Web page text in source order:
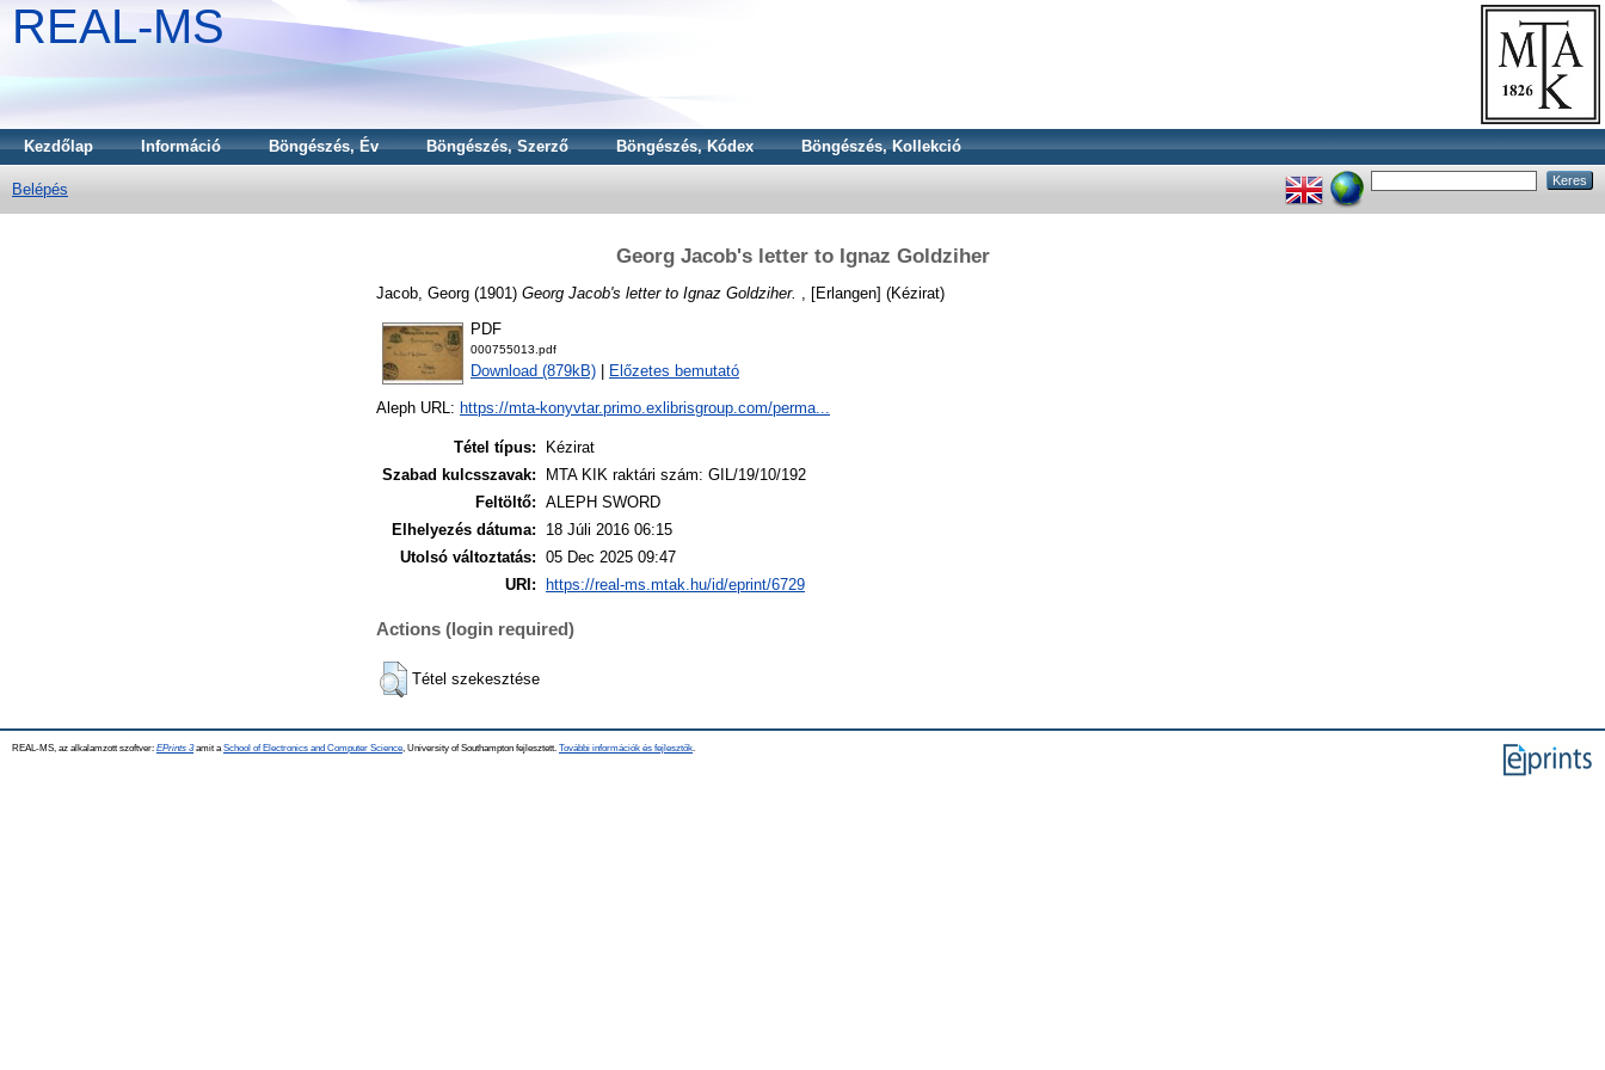
REAL-MS
Kezdőlap Információ Böngészés, Év Böngészés, Szerző Böngészés, Kódex Böngészés, Kollekció
Belépés
Georg Jacob's letter to Ignaz Goldziher
Jacob, Georg (1901) Georg Jacob's letter to Ignaz Goldziher. , [Erlangen] (Kézirat)
PDF
000755013.pdf
Download (879kB) Előzetes bemutató
Aleph URL: https://mta-konyvtar.primo.exlibrisgroup.com/perma...
Tétel típus:
Kézirat
Szabad kulcsszavak:
MTA KIK raktári szám: GIL/19/10/192
Feltöltő: ALEPH SWORD
Elhelyezés dátuma:
18 Júli 2016 06:15
Utolsó változtatás: 05 Dec 2025 09:47
URI:
https://real-ms.mtak.hu/id/eprint/6729
Actions (login required)
Tétel szekesztése
REAL-MS, az alkalamzott szoftver: EPrints 3amit a School of Electronics and Computer Science , University of Southampton fejlesztett. További információk és fejlesztők